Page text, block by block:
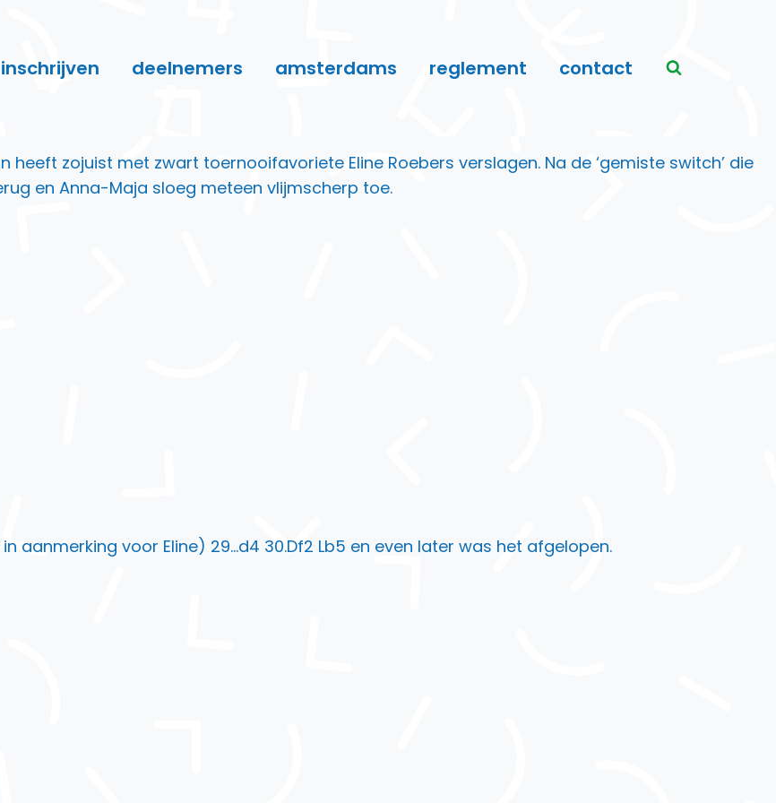
inschrijven deelnemers amsterdams reglement contact
heeft zojuist met zwart toernooifavoriete Eline Roebers verslagen. Na de ‘gemiste switch’ die
en Anna-Maja sloeg meteen vlijmscherp toe.
aanmerking voor Eline) 29…d4 30.Df2 Lb5 en even later was het afgelopen.